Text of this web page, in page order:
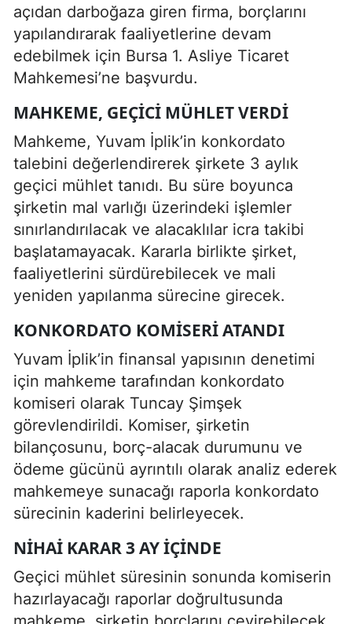
açıdan darboğaza giren firma, borçlarını
yapılandırarak faaliyetlerine devam
edebilmek için Bursa 1. Asliye Ticaret
Mahkemesi’ne başvurdu.
MAHKEME, GEÇICI MÜHLET VERDI
Mahkeme, Yuvam İplik’in konkordato
talebini değerlendirerek şirkete 3 aylık
geçici mühlet tanıdı. Bu süre boyunca
şirketin mal varlığı üzerindeki işlemler
sınırlandırılacak ve alacaklılar icra takibi
başlatamayacak. Kararla birlikte şirket,
faaliyetlerini sürdürebilecek ve mali
yeniden yapılanma sürecine girecek.
KONKORDATO KOMISERI ATANDI
Yuvam İplik’in finansal yapısının denetimi
için mahkeme tarafından konkordato
komiseri olarak Tuncay Şimşek
görevlendirildi. Komiser, şirketin
bilançosunu, borç-alacak durumunu ve
ödeme gücünü ayrıntılı olarak analiz ederek
mahkemeye sunacağı raporla konkordato
sürecinin kaderini belirleyecek.
NIHAI KARAR 3 AY İÇINDE
Geçici mühlet süresinin sonunda komiserin
hazırlayacağı raporlar doğrultusunda